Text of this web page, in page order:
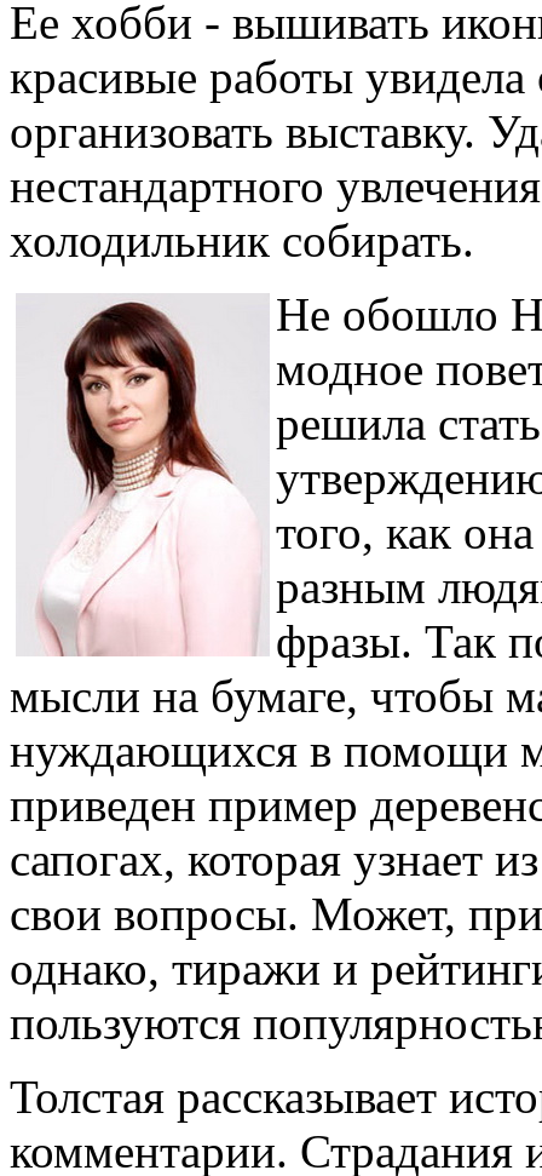
Ее хобби - вышивать
красивые работы
организовать выставку.
нестандартного
холодильник собирать.
Не обошло
модное
решила
того, как
разным
фразы. Так
мысли на бумаге, чтобы
нуждающихся в помощи
приведен пример
сапогах, которая узнает
свои вопросы. Может,
однако, тиражи и
пользуются
Толстая рассказывает
комментарии.